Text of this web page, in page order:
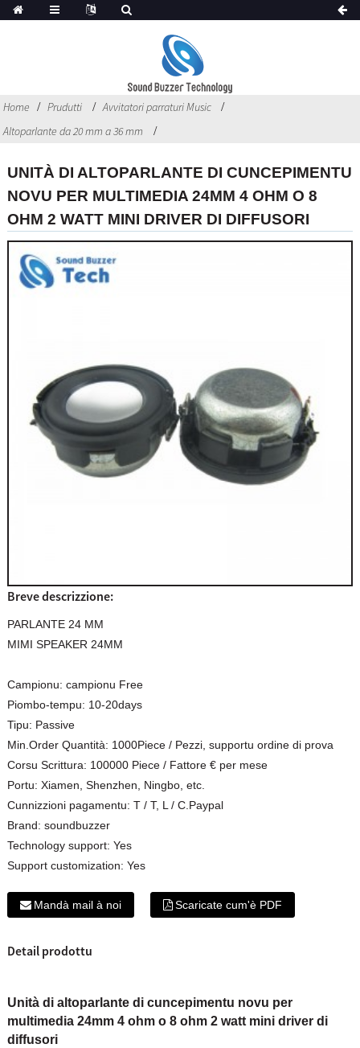
Home Prudutti
Avvitatori parraturi Music
Altoparlante da 20 mm a 36 mm
UNITÀ DI ALTOPARLANTE DI CUNCEPIMENTU
NOVU PER MULTIMEDIA 24MM 4 OHM O 8
OHM 2 WATT MINI DRIVER DI DIFFUSORI
Breve descrizzione:
PARLANTE 24 MM
MIMI SPEAKER 24MM
Campionu: campionu Free
Piombo-tempu: 10-20days
Tipu: Passive
Min.Order Quantità: 1000Piece / Pezzi, supportu ordine di prova
Corsu Scrittura: 100000 Piece / Fattore € per mese
Portu: Xiamen, Shenzhen, Ningbo, etc.
Cunnizzioni pagamentu: T / T, L / C.Paypal
Brand: soundbuzzer
Technology support: Yes
Support customization: Yes
Mandà mail à noi Scaricate cum'è PDF
Detail prodottu
Unità di altoparlante di cuncepimentu novu per
multimedia 24mm 4 ohm o 8 ohm 2 watt mini driver di
diffusori